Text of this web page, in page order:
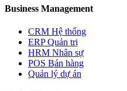
Business Management
CRM Hệ thống
ERP Quản trị
HRM Nhân sự
POS Bán hàng
Quản lý dự án